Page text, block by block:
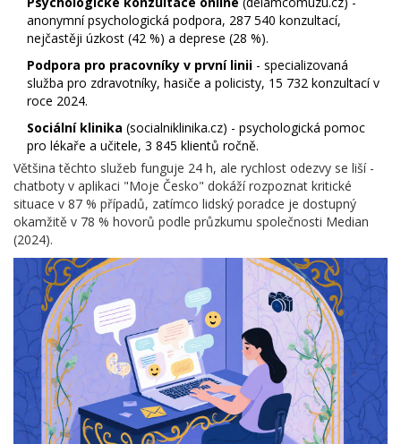
anonymní psychologická podpora, 287 540 konzultací,
nejčastěji úzkost (42 %) a deprese (28 %).
Podpora pro pracovníky v první linii - specializovaná
služba pro zdravotníky, hasiče a policisty, 15 732 konzultací v
roce 2024.
Sociální klinika (socialniklinika.cz) - psychologická pomoc
pro lékaře a učitele, 3 845 klientů ročně.
Většina těchto služeb funguje 24 h, ale rychlost odezvy se liší -
chatboty v aplikaci "Moje Česko" dokáží rozpoznat kritické
situace v 87 % případů, zatímco lidský poradce je dostupný
okamžitě v 78 % hovorů podle průzkumu společnosti Median
(2024).